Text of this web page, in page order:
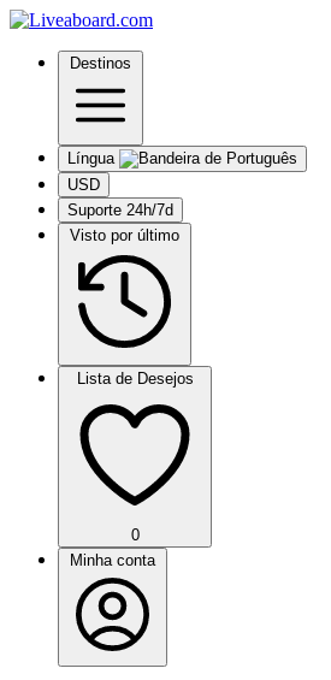
Destinos
Língua
USD
Suporte 24h/7d
Visto por último
Lista de Desejos
0
Minha conta